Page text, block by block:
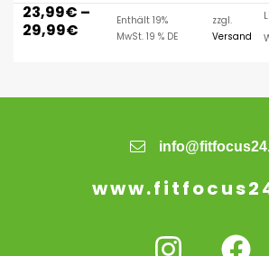
23,99€ –
29,99€
Enthält 19%
MwSt. 19 % DE
zzgl.
Versand